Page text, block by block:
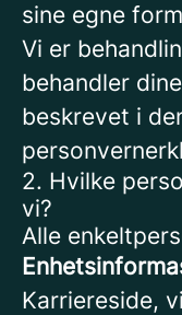
sine egne
Vi er
behandler
beskrevet i
2. Hvilke
vi?
Alle
Karriereside,